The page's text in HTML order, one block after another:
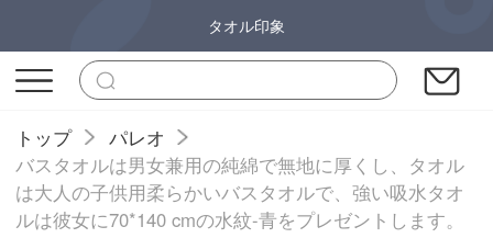
タオル印象
トップ
パレオ
バスタオルは男女兼用の純綿で無地に厚くし、タオル
は大人の子供用柔らかいバスタオルで、強い吸水タオ
ルは彼女に70*140 cmの水紋-青をプレゼントします。